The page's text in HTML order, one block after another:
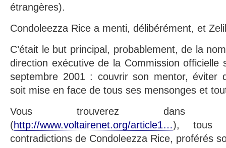
étrangères).
Condoleezza Rice a menti, délibérément, et
C’était le but principal, probablement, de la
direction exécutive de la Commission officielle
septembre 2001 : couvrir son mentor, éviter
soit mise en face de tous ses mensonges et
Vous trouverez dans
(http://www.voltairenet.org/article1…), tous
contradictions de Condoleezza Rice, proférés